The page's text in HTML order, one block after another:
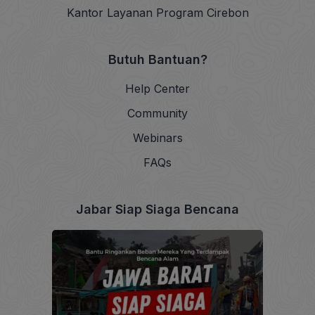
Kantor Layanan Program Cirebon
Butuh Bantuan?
Help Center
Community
Webinars
FAQs
Jabar Siap Siaga Bencana